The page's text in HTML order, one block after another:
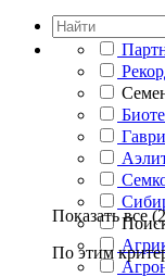
Показать все
По этим